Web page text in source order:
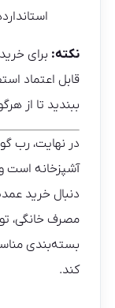
نکته: برای
قابل اعتماد
ببندید تا از
در نهایت، رب
آشپزخانه است
دنبال خرید
مصرف خانگی،
بسته‌بندی
کند.